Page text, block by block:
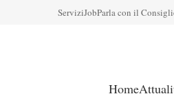
ServiziJobParla con il
Home